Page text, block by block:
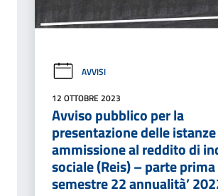
AVVISI
12 OTTOBRE 2023
Avviso pubblico per la
presentazione delle
ammissione al reddito di
sociale (Reis) – parte
semestre 22 annualità’